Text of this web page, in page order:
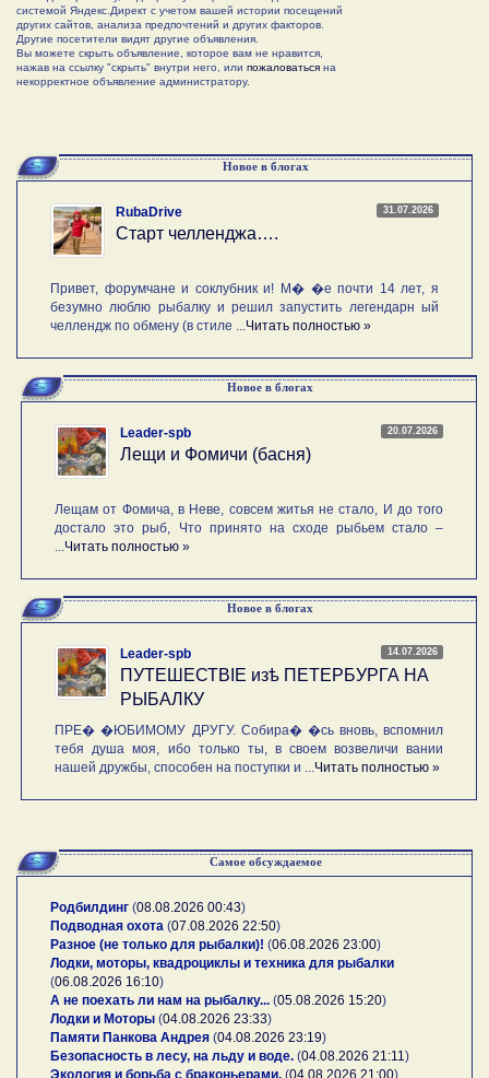
системой Яндекс.Директ с учетом вашей истории посещений
других сайтов, анализа предпочтений и других факторов.
Другие посетители видят другие объявления.
Вы можете скрыть объявление, которое вам не нравится,
нажав на ссылку "скрыть" внутри него, или пожаловаться на
некорректное объявление администратору.
Новое в блогах
31.07.2026
RubaDrive
Старт челленджа….
Привет, форумчане и соклубник и! М� �е почти 14 лет, я
безумно люблю рыбалку и решил запустить легендарн ый
челлендж по обмену (в стиле ... Читать полностью »
Новое в блогах
20.07.2026
Leader-spb
Лещи и Фомичи (басня)
Лещам от Фомича, в Неве, совсем житья не стало, И до того
достало это рыб, Что принято на сходе рыбьем стало –
Читать полностью »
Новое в блогах
14.07.2026
Leader-spb
ПУТЕШЕСТВIE изѣ ПЕТЕРБУРГА НА
РЫБАЛКУ
ПРЕ� �ЮБИМОМУ ДРУГУ. Собира� �сь вновь, вспомнил
тебя душа моя, ибо только ты, в своем возвеличи вании
нашей дружбы, способен на поступки и ... Читать полностью »
Самое обсуждаемое
Родбилдинг (08.08.2026 00:43)
Подводная охота (07.08.2026 22:50)
Разное (не только для рыбалки)! (06.08.2026 23:00)
Лодки, моторы, квадроциклы и техника для рыбалки
(06.08.2026 16:10)
А не поехать ли нам на рыбалку... (05.08.2026 15:20)
Лодки и Моторы (04.08.2026 23:33)
Памяти Панкова Андрея (04.08.2026 23:19)
Безопасность в лесу, на льду и воде. (04.08.2026 21:11 )
Экология и борьба с браконьерами. (04.08.2026 21:00)